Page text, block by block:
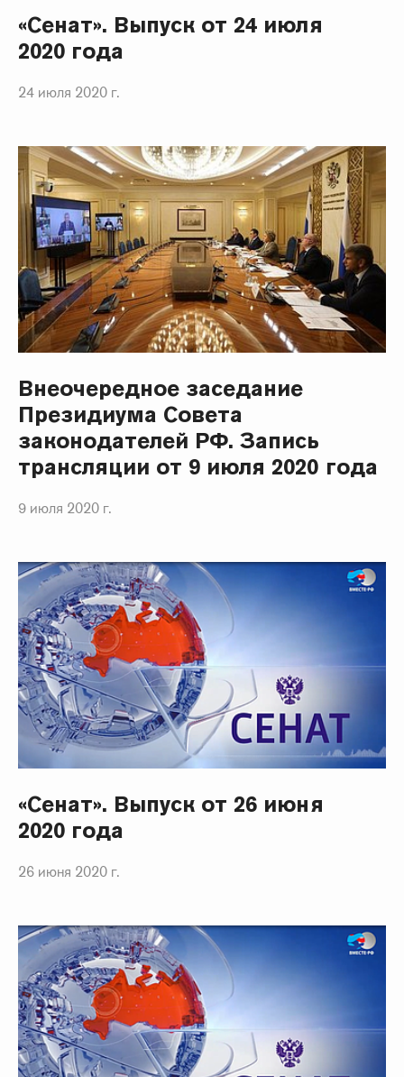
«Сенат». Выпуск от 24 июля
2020 года
24 июля 2020 г.
Внеочередное заседание
Президиума Совета
законодателей РФ. Запись
трансляции от 9 июля 2020 года
9 июля 2020 г.
«Сенат». Выпуск от 26 июня
2020 года
26 июня 2020 г.